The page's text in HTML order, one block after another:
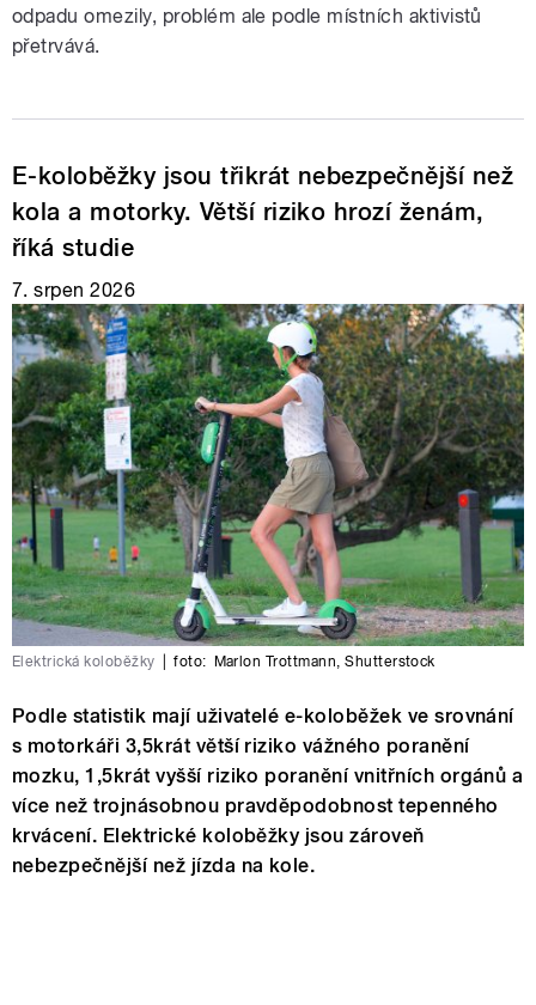
odpadu omezily, problém ale podle místních aktivistů
přetrvává.
E-koloběžky jsou třikrát nebezpečnější než
kola a motorky. Větší riziko hrozí ženám,
říká studie
7. srpen 2026
Elektrická koloběžky foto: Marlon Trottmann ,Shutterstock
Podle statistik mají uživatelé e-koloběžek ve srovnání
s motorkáři 3,5krát větší riziko vážného poranění
mozku, 1,5krát vyšší riziko poranění vnitřních orgánů a
více než trojnásobnou pravděpodobnost tepenného
krvácení. Elektrické koloběžky jsou zároveň
nebezpečnější než jízda na kole.